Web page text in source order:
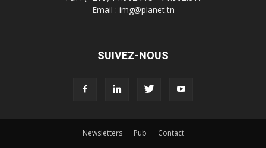
Email : img@planet.tn
SUIVEZ-NOUS
Newsletters Pub
Contact